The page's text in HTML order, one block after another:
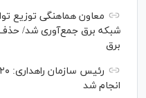
برق
انجام شد